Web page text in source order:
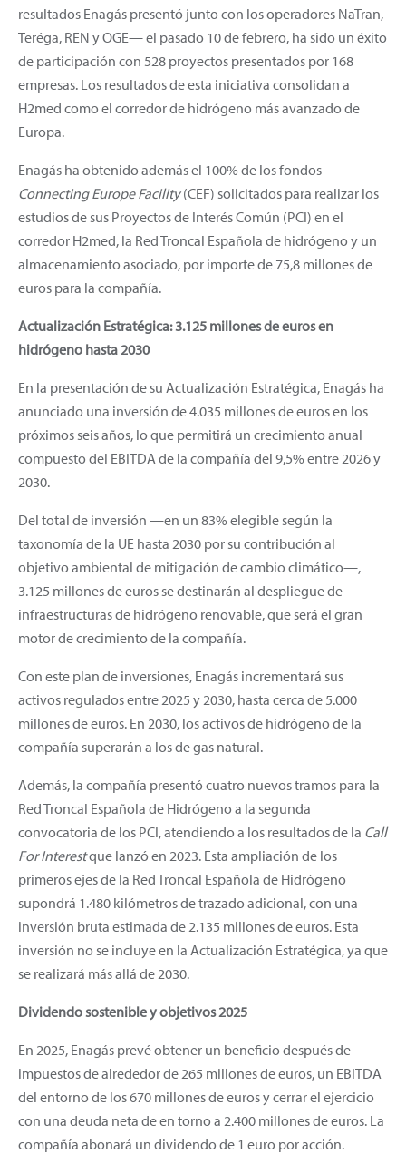
resultados Enagás presentó junto con los operadores NaTran,
Teréga, REN y OGE— el pasado 10 de febrero, ha sido un éxito
de participación con 528 proyectos presentados por 168
empresas. Los resultados de esta iniciativa consolidan a
H2med como el corredor de hidrógeno más avanzado de
Europa.
Enagás ha obtenido además el 100% de los fondos
Connecting Europe Facility(CEF) solicitados para realizar los
estudios de sus Proyectos de Interés Común (PCI) en el
corredor H2med, la Red Troncal Española de hidrógeno y un
almacenamiento asociado, por importe de 75,8 millones de
euros para la compañía.
Actualización Estratégica: 3.125 millones de euros en
hidrógeno hasta 2030
En la presentación de su Actualización Estratégica, Enagás ha
anunciado una inversión de 4.035 millones de euros en los
próximos seis años, lo que permitirá un crecimiento anual
compuesto del EBITDA de la compañía del 9,5% entre 2026 y
2030.
Del total de inversión —en un 83% elegible según la
taxonomía de la UE hasta 2030 por su contribución al
objetivo ambiental de mitigación de cambio climático—,
3.125 millones de euros se destinarán al despliegue de
infraestructuras de hidrógeno renovable, que será el gran
motor de crecimiento de la compañía.
Con este plan de inversiones, Enagás incrementará sus
activos regulados entre 2025 y 2030, hasta cerca de 5.000
millones de euros. En 2030, los activos de hidrógeno de la
compañía superarán a los de gas natural.
Además, la compañía presentó cuatro nuevos tramos para la
Red Troncal Española de Hidrógeno a la segunda
convocatoria de los PCI, atendiendo a los resultados de la Call
For Interestque lanzó en 2023. Esta ampliación de los
primeros ejes de la Red Troncal Española de Hidrógeno
supondrá 1.480 kilómetros de trazado adicional, con una
inversión bruta estimada de 2.135 millones de euros. Esta
inversión no se incluye en la Actualización Estratégica, ya que
se realizará más allá de 2030.
Dividendo sostenible y objetivos 2025
En 2025, Enagás prevé obtener un beneficio después de
impuestos de alrededor de 265 millones de euros, un EBITDA
del entorno de los 670 millones de euros y cerrar el ejercicio
con una deuda neta de en torno a 2.400 millones de euros. La
compañía abonará un dividendo de 1 euro por acción.